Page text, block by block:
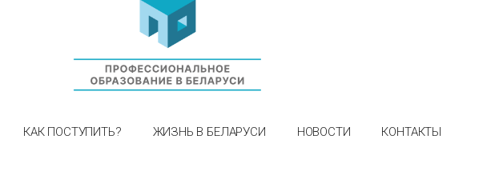
КАК ПОСТУПИТЬ? ЖИЗНЬ В БЕЛАРУСИ НОВОСТИ КОНТАКТЫ